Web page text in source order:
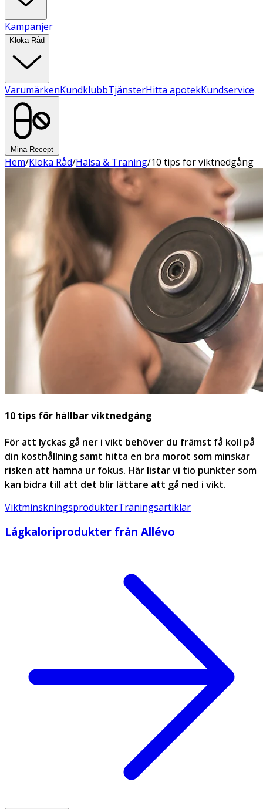
Kampanjer
Kloka Råd
VarumärkenKundklubbTjänsterHitta apotekKundservice
Mina Recept
Hem/Kloka Råd/Hälsa & Träning/10 tips för viktnedgång
10 tips för hållbar viktnedgång
För att lyckas gå ner i vikt behöver du främst få koll på
din kosthållning samt hitta en bra morot som minskar
risken att hamna ur fokus. Här listar vi tio punkter som
kan bidra till att det blir lättare att gå ned i vikt.
ViktminskningsprodukterTräningsartiklar
Lågkaloriprodukter från Allévo